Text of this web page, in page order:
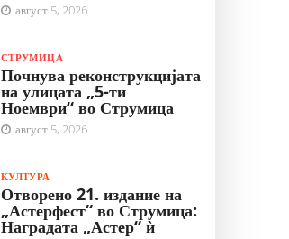
август 5, 2026
СТРУМИЦА
Почнува реконструкцијата
на улицата „5-ти
Ноември“ во Струмица
август 5, 2026
КУЛТУРА
Отворено 21. издание на
„Астерфест“ во Струмица:
Наградата „Астер“ ѝ